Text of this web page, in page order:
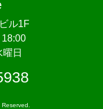
ル1F
18:00
曜日